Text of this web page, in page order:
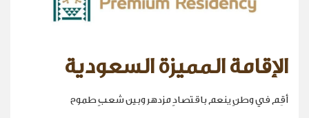
الإقامة المميزة السعودية
أقِم في وطنٍ ينعم باقتصادٍ مزدهر وبين شعبٍ طموح